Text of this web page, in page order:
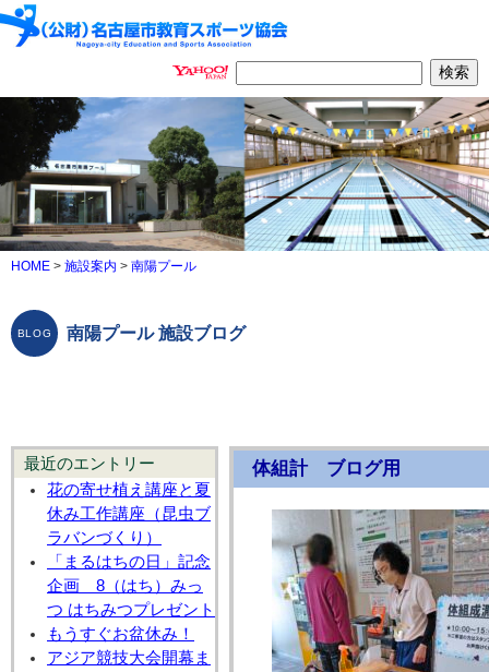
HOME > 施設案内 > 南陽プール
南陽プール 施設ブログ
最近のエントリー
花の寄せ植え講座と夏
休み工作講座（昆虫ブ
ラバンづくり）
「まるはちの日」記念
企画 8（はち）みっ
つ はちみつプレゼント
もうすぐお盆休み！
アジア競技大会開幕ま
体組計 ブログ用